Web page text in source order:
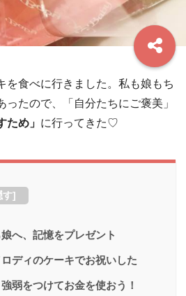
を食べに行きました。私も娘もち
ったので、「自分たちにご褒美」
ため」 に行ってきた♡
す]
へ、記憶をプレゼント
ディのケーキでお祝いした
弱をつけてお金を使おう！